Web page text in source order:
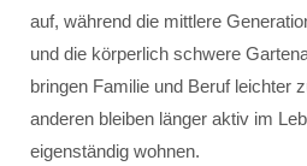
auf, während die mittlere
und die körperlich schwere
bringen Familie und Beruf leichter
anderen bleiben länger aktiv im
eigenständig wohnen.